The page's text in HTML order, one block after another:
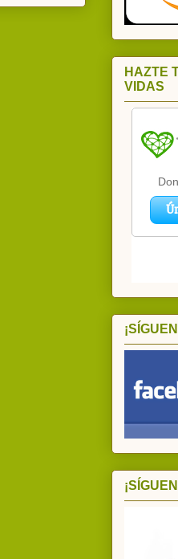
HAZTE
VIDAS